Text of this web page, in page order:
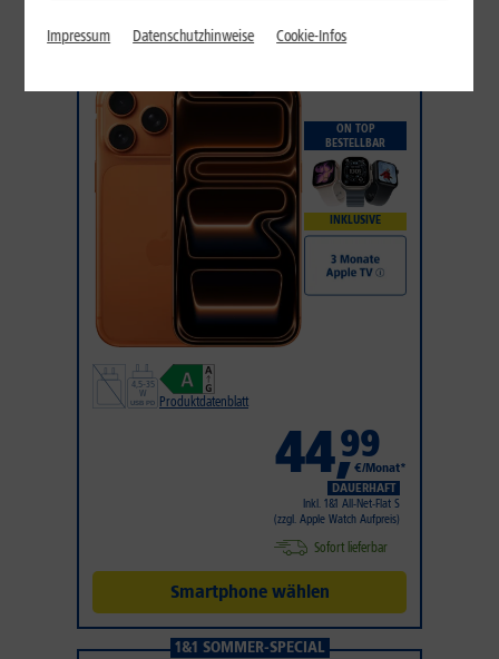
iPhone 17 Pro
ON TOP
BESTELLBAR
INKLUSIVE
Produktdatenblatt
44,99
€/Monat*
DAUERHAFT
Inkl. 1&1 All-Net-Flat S
(zzgl. Apple Watch Aufpreis)
Sofort lieferbar
Smartphone wählen
1&1 SOMMER-SPECIAL
Impressum Datenschutzhinweise Cookie-Infos